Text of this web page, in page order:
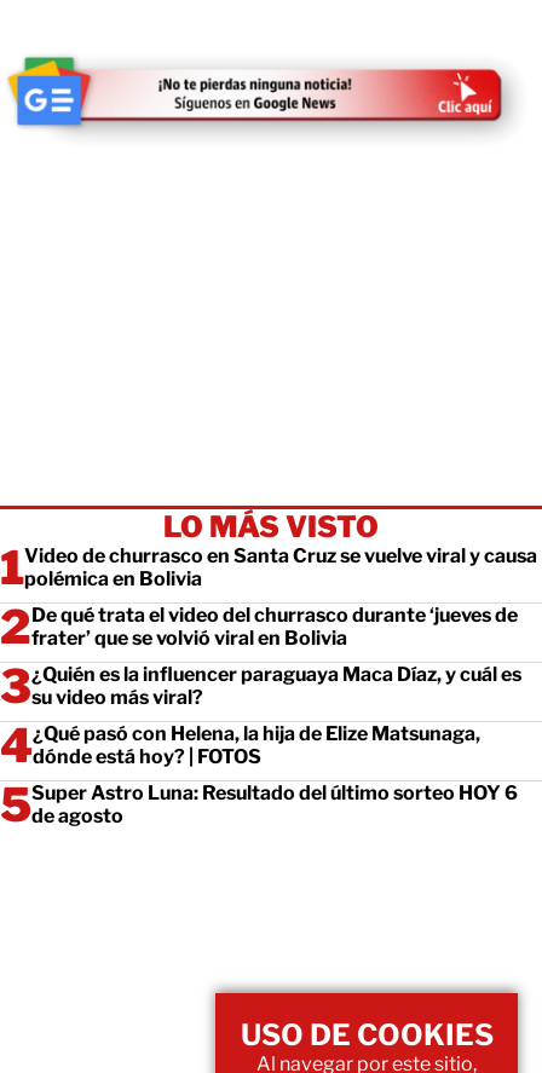
LO MÁS VISTO
Video de churrasco en Santa Cruz se vuelve viral y causa
polémica en Bolivia
De qué trata el video del churrasco durante ‘jueves de
frater’ que se volvió viral en Bolivia
¿Quién es la influencer paraguaya Maca Díaz, y cuál es
su video más viral?
¿Qué pasó con Helena, la hija de Elize Matsunaga,
dónde está hoy? | FOTOS
Super Astro Luna: Resultado del último sorteo HOY 6
de agosto
USO DE COOKIES
Al navegar por este sitio,